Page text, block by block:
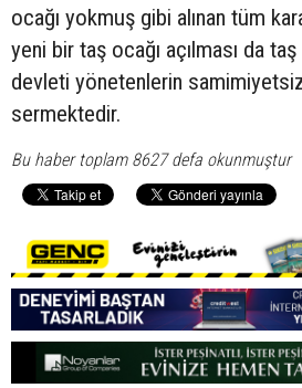
ocağı yokmuş gibi alınan tüm
yeni bir taş ocağı açılması da
devleti yönetenlerin
sermektedir.
Bu haber toplam 8627 defa okunmuştur